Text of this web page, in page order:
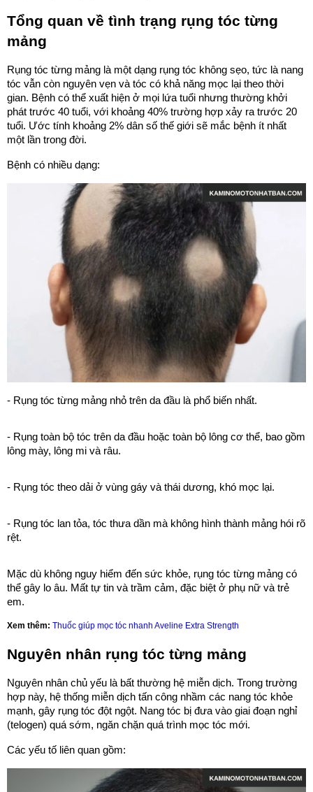
Tổng quan về tình trạng rụng tóc từng
mảng
Rụng tóc từng mảng là một dạng rụng tóc không sẹo, tức là nang
tóc vẫn còn nguyên vẹn và tóc có khả năng mọc lại theo thời
gian. Bệnh có thể xuất hiện ở mọi lứa tuổi nhưng thường khởi
phát trước 40 tuổi, với khoảng 40% trường hợp xảy ra trước 20
tuổi. Ước tính khoảng 2% dân số thế giới sẽ mắc bệnh ít nhất
một lần trong đời.
Bệnh có nhiều dạng:
- Rụng tóc từng mảng nhỏ trên da đầu là phổ biến nhất.
- Rụng toàn bộ tóc trên da đầu hoặc toàn bộ lông cơ thể, bao gồm
lông mày, lông mi và râu.
- Rụng tóc theo dải ở vùng gáy và thái dương, khó mọc lại.
- Rụng tóc lan tỏa, tóc thưa dần mà không hình thành mảng hói rõ
rệt.
Mặc dù không nguy hiểm đến sức khỏe, rụng tóc từng mảng có
thể gây lo âu. Mất tự tin và trầm cảm, đặc biệt ở phụ nữ và trẻ
em.
Xem thêm: Thuốc giúp mọc tóc nhanh Aveline Extra Strength
Nguyên nhân rụng tóc từng mảng
Nguyên nhân chủ yếu là bất thường hệ miễn dịch. Trong trường
hợp này, hệ thống miễn dịch tấn công nhầm các nang tóc khỏe
mạnh, gây rụng tóc đột ngột. Nang tóc bị đưa vào giai đoạn nghỉ
(telogen) quá sớm, ngăn chặn quá trình mọc tóc mới.
Các yếu tố liên quan gồm: